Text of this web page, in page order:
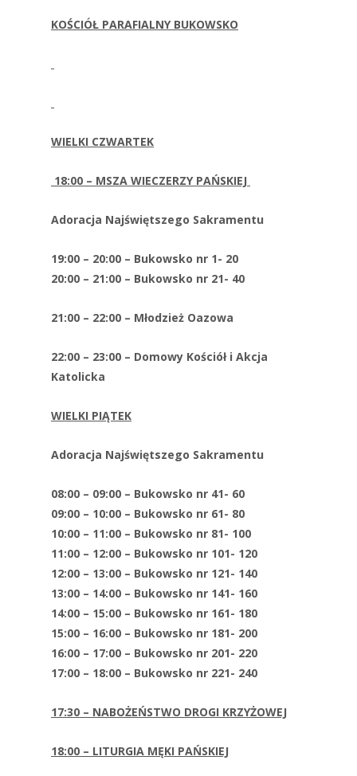
KOŚCIÓŁ PARAFIALNY BUKOWSKO
WIELKI CZWARTEK
18:00 – MSZA WIECZERZY PAŃSKIEJ
Adoracja Najświętszego Sakramentu
19:00 – 20:00 – Bukowsko nr 1- 20
20:00 – 21:00 – Bukowsko nr 21- 40
21:00 – 22:00 – Młodzież Oazowa
22:00 – 23:00 – Domowy Kościół i Akcja
Katolicka
WIELKI PIĄTEK
Adoracja Najświętszego Sakramentu
08:00 – 09:00 – Bukowsko nr 41- 60
09:00 – 10:00 – Bukowsko nr 61- 80
10:00 – 11:00 – Bukowsko nr 81- 100
11:00 – 12:00 – Bukowsko nr 101- 120
12:00 – 13:00 – Bukowsko nr 121- 140
13:00 – 14:00 – Bukowsko nr 141- 160
14:00 – 15:00 – Bukowsko nr 161- 180
15:00 – 16:00 – Bukowsko nr 181- 200
16:00 – 17:00 – Bukowsko nr 201- 220
17:00 – 18:00 – Bukowsko nr 221- 240
17:30 – NABOŻEŃSTWO DROGI KRZYŻOWEJ
18:00 – LITURGIA MĘKI PAŃSKIEJ